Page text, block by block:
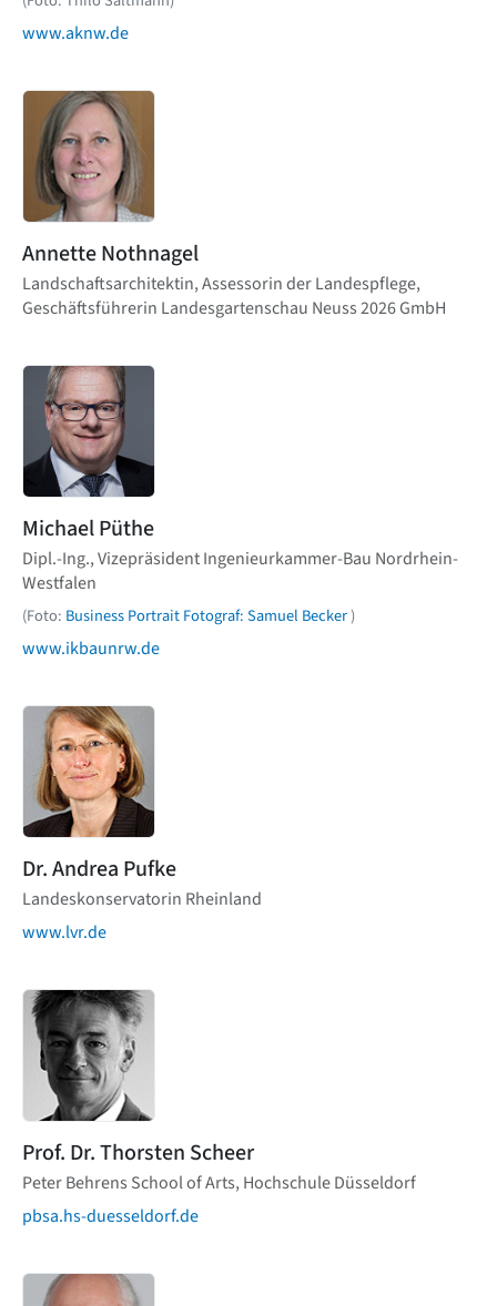
www.aknw.de
Annette Nothnagel
Landschaftsarchitektin, Assessorin der Landespflege,
Geschäftsführerin Landesgartenschau Neuss 2026 GmbH
Michael Püthe
Dipl.-Ing., Vizepräsident Ingenieurkammer-Bau Nordrhein-
Westfalen
(Foto: Business Portrait Fotograf: Samuel Becker)
www.ikbaunrw.de
Dr. Andrea Pufke
Landeskonservatorin Rheinland
www.lvr.de
Prof. Dr. Thorsten Scheer
Peter Behrens School of Arts, Hochschule Düsseldorf
pbsa.hs-duesseldorf.de